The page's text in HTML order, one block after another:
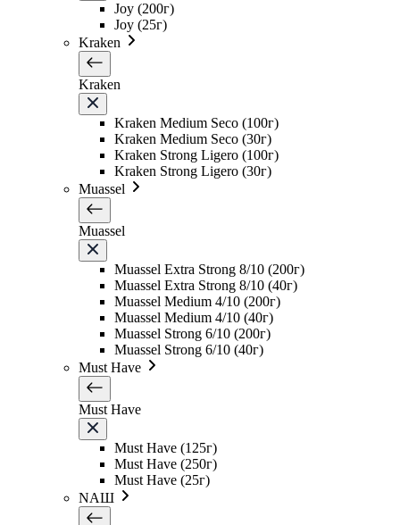
Joy (200г)
Joy (25г)
Kraken
Kraken
Kraken Medium Seco (100г)
Kraken Medium Seco (30г)
Kraken Strong Ligero (100г)
Kraken Strong Ligero (30г)
Muassel
Muassel
Muassel Extra Strong 8/10 (200г)
Muassel Extra Strong 8/10 (40г)
Muassel Medium 4/10 (200г)
Muassel Medium 4/10 (40г)
Muassel Strong 6/10 (200г)
Muassel Strong 6/10 (40г)
Must Have
Must Have
Must Have (125г)
Must Have (250г)
Must Have (25г)
NAШ